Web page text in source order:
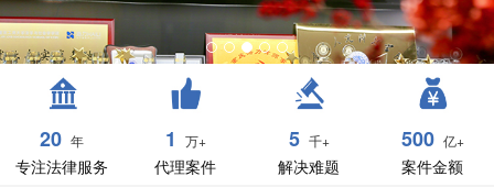
20 年
专注法律服务
1 万+
代理案件
5 千+
解决难题
500 亿+
案件金额